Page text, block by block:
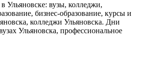
Ульяновске: вузы, колледжи,
бизнес-образование, курсы и
колледжи Ульяновска. Дни
Ульяновска, профессиональное